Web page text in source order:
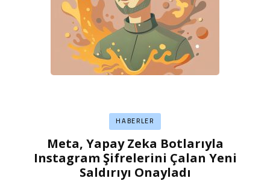
HABERLER
Meta, Yapay Zeka Botlarıyla
Instagram Şifrelerini Çalan Yeni
Saldırıyı Onayladı